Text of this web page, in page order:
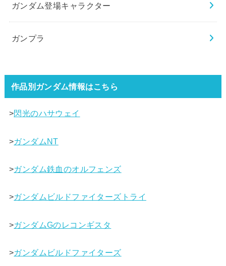
ガンダム登場キャラクター
ガンプラ
作品別ガンダム情報はこちら
>閃光のハサウェイ
>ガンダムNT
>ガンダム鉄血のオルフェンズ
>ガンダムビルドファイターズトライ
>ガンダムGのレコンギスタ
>ガンダムビルドファイターズ